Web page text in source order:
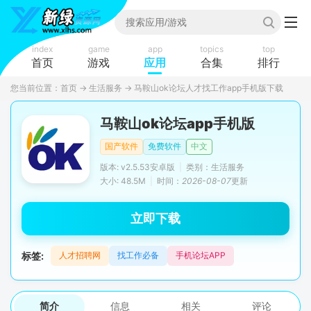
index
首页
game
游戏
app
应用
topics
合集
top
排行
您当前位置： 首页 → 生活服务 → 马鞍山ok论坛人才找工作app手机版下载
马鞍山ok论坛app手机版
国产软件 免费软件
中文
版本: v2.5.53安卓版
类别：生活服务
大小: 48.5M
时间： 2026-08-07更新
立即下载
标签: 人才招聘网 找工作必备 手机论坛APP
简介 信息 相关 评论